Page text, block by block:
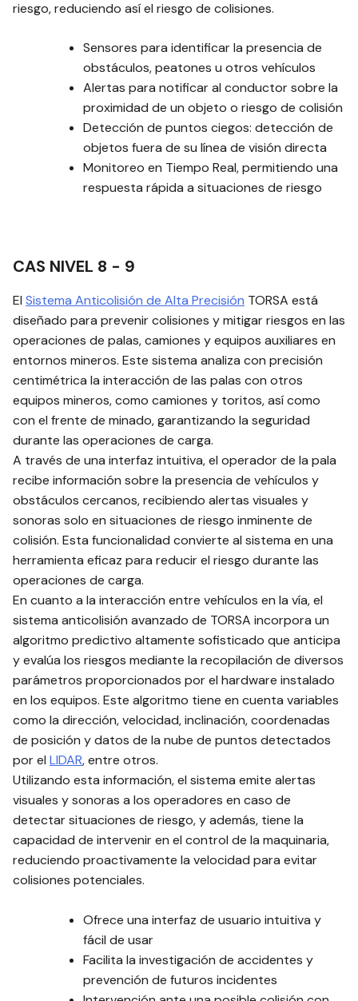
riesgo, reduciendo así el riesgo de colisiones.
Sensores para identificar la presencia de
obstáculos, peatones u otros vehículos
Alertas para notificar al conductor sobre la
proximidad de un objeto o riesgo de colisión
Detección de puntos ciegos: detección de
objetos fuera de su línea de visión directa
Monitoreo en Tiempo Real, permitiendo una
respuesta rápida a situaciones de riesgo
CAS NIVEL 8 - 9
El Sistema Anticolisión de Alta Precisión TORSA está
diseñado para prevenir colisiones y mitigar riesgos en las
operaciones de palas, camiones y equipos auxiliares en
entornos mineros. Este sistema analiza con precisión
centimétrica la interacción de las palas con otros
equipos mineros, como camiones y toritos, así como
con el frente de minado, garantizando la seguridad
durante las operaciones de carga.
A través de una interfaz intuitiva, el operador de la pala
recibe información sobre la presencia de vehículos y
obstáculos cercanos, recibiendo alertas visuales y
sonoras solo en situaciones de riesgo inminente de
colisión. Esta funcionalidad convierte al sistema en una
herramienta eficaz para reducir el riesgo durante las
operaciones de carga.
En cuanto a la interacción entre vehículos en la vía, el
sistema anticolisión avanzado de TORSA incorpora un
algoritmo predictivo altamente sofisticado que anticipa
y evalúa los riesgos mediante la recopilación de diversos
parámetros proporcionados por el hardware instalado
en los equipos. Este algoritmo tiene en cuenta variables
como la dirección, velocidad, inclinación, coordenadas
de posición y datos de la nube de puntos detectados
por el LIDAR, entre otros.
Utilizando esta información, el sistema emite alertas
visuales y sonoras a los operadores en caso de
detectar situaciones de riesgo, y además, tiene la
capacidad de intervenir en el control de la maquinaria,
reduciendo proactivamente la velocidad para evitar
colisiones potenciales.
Ofrece una interfaz de usuario intuitiva y
fácil de usar
Facilita la investigación de accidentes y
prevención de futuros incidentes